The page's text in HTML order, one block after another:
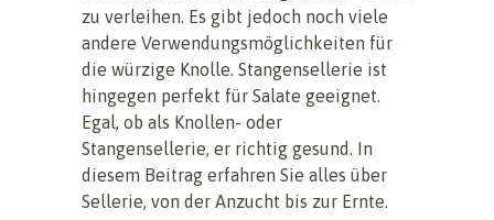
zu verleihen. Es gibt jedoch noch viele
andere Verwendungsmöglichkeiten für
die würzige Knolle. Stangensellerie ist
hingegen perfekt für Salate geeignet.
Egal, ob als Knollen- oder
Stangensellerie, er richtig gesund. In
diesem Beitrag erfahren Sie alles über
Sellerie, von der Anzucht bis zur Ernte.